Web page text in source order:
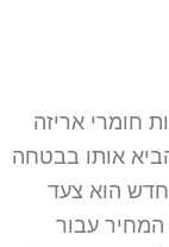
חומרי אריזה
אותו בבטחה
הוא צעד
המחיר עבור